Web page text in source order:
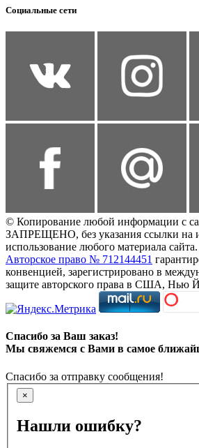
Социальные сети
© Копирование любой информации с
ЗАПРЕЩЕНО, без указания ссылки на
использование любого материала сайта.
Авторское право № 712144451
конвенцией, зарегистрировано в
защите авторского права в США, Нью
Спасибо за Ваш заказ!
Мы свяжемся с Вами в самое
Спасибо за отправку сообщения!
×
Нашли ошибку?